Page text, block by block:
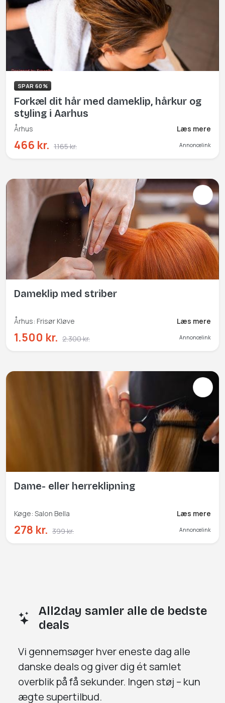
SPAR 60%
Forkæl dit hår med dameklip, hårkur og
styling i Aarhus
Århus Læs mere
466 kr. 1.165 kr. Annoncelink
Dameklip med striber
Århus: Frisør Kløve Læs mere
1.500 kr. 2.300 kr. Annoncelink
Dame- eller herreklipning
Køge: Salon Bella Læs mere
278 kr. 399 kr. Annoncelink
All2day samler alle de bedste
deals
Vi gennemsøgerhver eneste dag alle
danske deals og giver dig ét samlet
overblik på få sekunder. Ingen støj – kun
ægte supertilbud.